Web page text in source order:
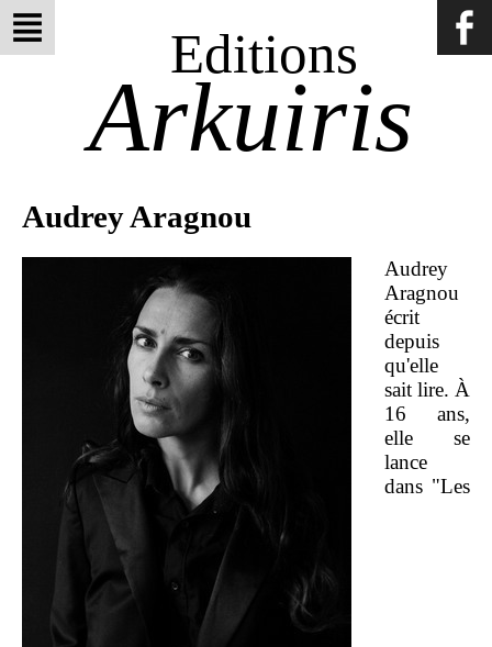
Editions
Arkuiris
Audrey Aragnou
Audrey
Aragnou
écrit
depuis
qu'elle
sait lire. À
16 ans,
elle se
lance
dans "Les